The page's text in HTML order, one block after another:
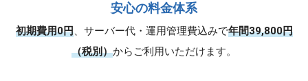
安心の料金体系
初期費用0円、サーバー代・運用管理費込みで年間39,800円
（税別）からご利用いただけます。